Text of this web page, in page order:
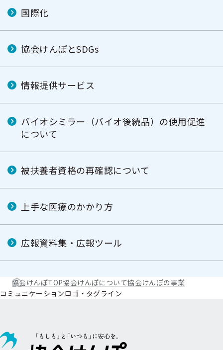
国際化
協会けんぽとSDGs
情報提供サービス
バイオシミラー（バイオ後続品）の使用促進
について
被扶養者資格の再確認について
上手な医療のかかり方
広報資料集・広報ツール
協会けんぽTOP協会けんぽについて協会けんぽの事業
コミュニケーションロゴ・タグライン